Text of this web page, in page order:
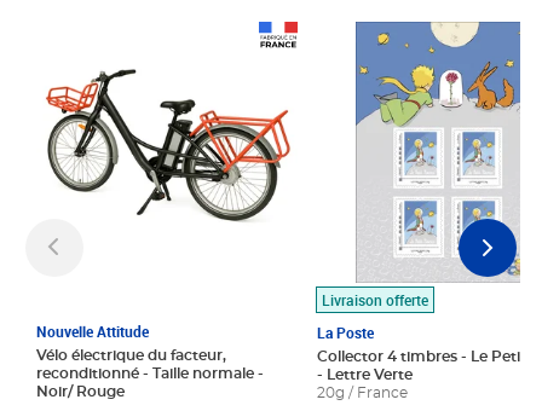
Nouvelle Attitude
Vélo électrique du facteur,
reconditionné - Taille normale -
Noir/ Rouge
Livraison offerte
La Poste
Collector 4 timbres - Le Petit
- Lettre Verte
20g / France
Prix 7,50€